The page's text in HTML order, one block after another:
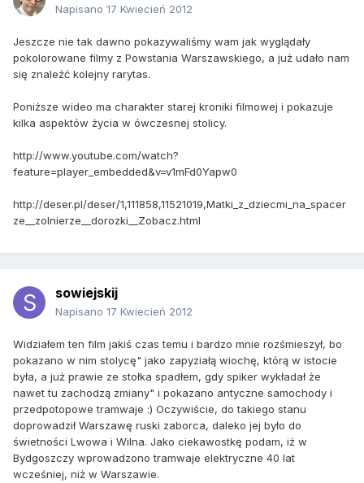
Napisano 17 Kwiecień 2012
Jeszcze nie tak dawno pokazywaliśmy wam jak wyglądały
pokolorowane filmy z Powstania Warszawskiego, a już udało nam
się znaleźć kolejny rarytas.
Poniższe wideo ma charakter starej kroniki filmowej i pokazuje
kilka aspektów życia w ówczesnej stolicy.
http://www.youtube.com/watch?
feature=player_embedded&v=v1mFd0Yapw0
http://deser.pl/deser/1,111858,11521019,Matki_z_dziecmi_na_spacer
ze__zolnierze__dorozki__Zobacz.html
sowiejskij
Napisano 17 Kwiecień 2012
Widziałem ten film jakiś czas temu i bardzo mnie rozśmieszył, bo
pokazano w nim stolycę" jako zapyziałą wiochę, którą w istocie
była, a już prawie ze stołka spadłem, gdy spiker wykładał że
nawet tu zachodzą zmiany" i pokazano antyczne samochody i
przedpotopowe tramwaje :) Oczywiście, do takiego stanu
doprowadził Warszawę ruski zaborca, daleko jej było do
świetności Lwowa i Wilna. Jako ciekawostkę podam, iż w
Bydgoszczy wprowadzono tramwaje elektryczne 40 lat
wcześniej, niż w Warszawie.